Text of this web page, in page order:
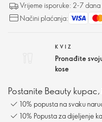
Vrijeme isporuke: 2-7 dana
Načini plaćanja:
KVIZ
Pronađite
kose
Postanite Beauty
10% popusta na svaku
10% Popusta za dijeljenje